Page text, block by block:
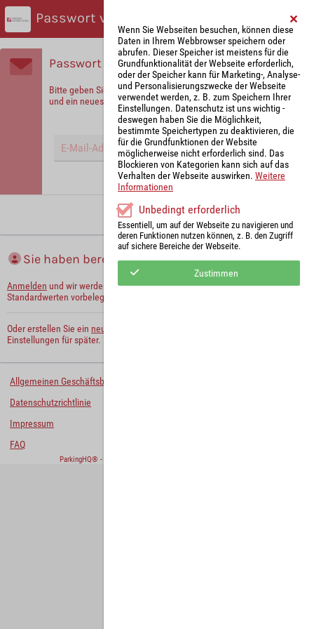
Passwort vergessen?
Sie haben bereits ein Konto?
Anmelden und wir werden die notwendigen Informationen mit Ihren
Standardwerten vorbelegen.
Oder erstellen Sie ein neues Benutzerkonto
Einstellungen für später.
Passwort vergessen?
Bitte geben Sie Ihre E-Mail-Adresse ein, um sich zu identifizieren
und ein neues Passwort zu erhalten!
Hinweis: Mit (*) gekennzeichnete Felder sind Pflichtfelder.
Neues Passwort anfordern
Allgemeinen Geschäftsbedingungen
Datenschutzrichtlinie
Impressum
FAQ
ParkingHQ® - eine Lösung von
Wenn Sie Webseiten besuchen, können diese
Daten in Ihrem Webbrowser speichern oder
abrufen. Dieser Speicher ist meistens für die
Grundfunktionalität der Webseite erforderlich,
oder der Speicher kann für Marketing-, Analyse-
und Personalisierungszwecke der Webseite
verwendet werden, z. B. zum Speichern Ihrer
Einstellungen. Datenschutz ist uns wichtig -
deswegen haben Sie die Möglichkeit,
bestimmte Speichertypen zu deaktivieren, die
für die Grundfunktionen der Website
möglicherweise nicht erforderlich sind. Das
Blockieren von Kategorien kann sich auf das
Verhalten der Webseite auswirken. Weitere
Informationen
Unbedingt erforderlich
Essentiell, um auf der Webseite zu navigieren und
deren Funktionen nutzen können, z. B. den Zugriff
auf sichere Bereiche der Webseite.
Zustimmen